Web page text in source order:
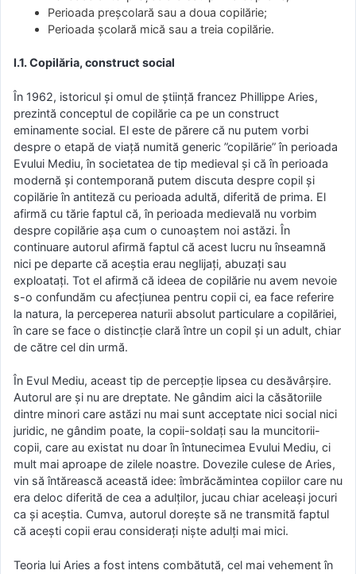
Perioada preșcolară sau a doua copilărie;
Perioada școlară mică sau a treia copilărie.
I.1. Copilăria, construct social
În 1962, istoricul și omul de știință francez Phillippe Aries,
prezintă conceptul de copilărie ca pe un construct
eminamente social. El este de părere că nu putem vorbi
despre o etapă de viață numită generic ”copilărie” în perioada
Evului Mediu, în societatea de tip medieval și că în perioada
modernă și contemporană putem discuta despre copil și
copilărie în antiteză cu perioada adultă, diferită de prima. El
afirmă cu tărie faptul că, în perioada medievală nu vorbim
despre copilărie așa cum o cunoaștem noi astăzi. În
continuare autorul afirmă faptul că acest lucru nu înseamnă
nici pe departe că aceștia erau neglijați, abuzați sau
exploatați. Tot el afirmă că ideea de copilărie nu avem nevoie
s-o confundăm cu afecțiunea pentru copii ci, ea face referire
la natura, la perceperea naturii absolut particulare a copilăriei,
în care se face o distincție clară între un copil și un adult, chiar
de către cel din urmă.
În Evul Mediu, aceast tip de percepție lipsea cu desăvârșire.
Autorul are și nu are dreptate. Ne gândim aici la căsătoriile
dintre minori care astăzi nu mai sunt acceptate nici social nici
juridic, ne gândim poate, la copii-soldați sau la muncitorii-
copii, care au existat nu doar în întunecimea Evului Mediu, ci
mult mai aproape de zilele noastre. Dovezile culese de Aries,
vin să întărească această idee: îmbrăcămintea copiilor care nu
era deloc diferită de cea a adulților, jucau chiar aceleași jocuri
ca și aceștia. Cumva, autorul dorește să ne transmită faptul
că acești copii erau considerați niște adulți mai mici.
Teoria lui Aries a fost intens combătută, cel mai vehement în